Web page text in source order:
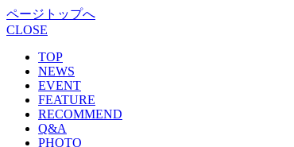
ページトップへ
CLOSE
TOP
NEWS
EVENT
FEATURE
RECOMMEND
Q&A
PHOTO